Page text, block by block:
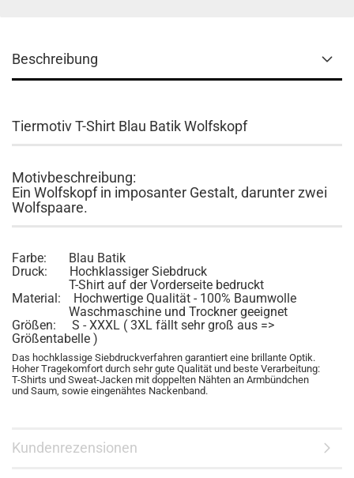
Beschreibung
Tiermotiv T-Shirt Blau Batik Wolfskopf
Motivbeschreibung:
Ein Wolfskopf in imposanter Gestalt, darunter zwei
Wolfspaare.
Farbe: Blau Batik
Druck: Hochklassiger Siebdruck
T-Shirt auf der Vorderseite bedruckt
Material: Hochwertige Qualität - 100% Baumwolle
Waschmaschine und Trockner geeignet
Größen: S - XXXL ( 3XL fällt sehr groß aus =>
Größentabelle )
Das hochklassige Siebdruckverfahren garantiert eine brillante Optik.
Hoher Tragekomfort durch sehr gute Qualität und beste Verarbeitung:
T-Shirts und Sweat-Jacken mit doppelten Nähten an Armbündchen
und Saum, sowie eingenähtes Nackenband.
Kundenrezensionen